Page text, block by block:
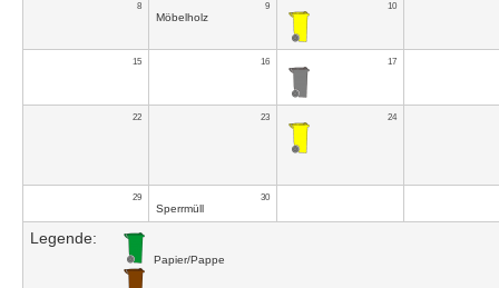
8 9
Möbelholz
10
15 16 17
22 23 24
29 30
Sperrmüll
Legende:
Papier/Pappe